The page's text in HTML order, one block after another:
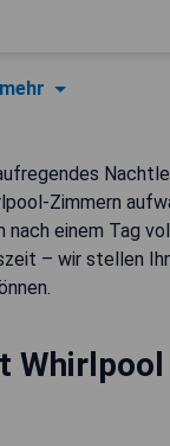
Zimmern
einem Tag
– wir stellen